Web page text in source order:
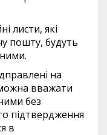
листи, які
пошту, будуть
на
вважати
без
підтвердження
в